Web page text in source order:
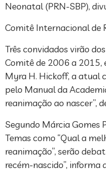
Neonatal (PRN-SBP),
Comitê Internacional de
Três convidados virão
Comitê de 2006 a 2015,
Myra H. Hickoff, a atual
pelo Manual da
reanimação ao nascer”,
Segundo Márcia Gomes
Temas como “Qual a
reanimação”, serão
recém-nascido”, informa